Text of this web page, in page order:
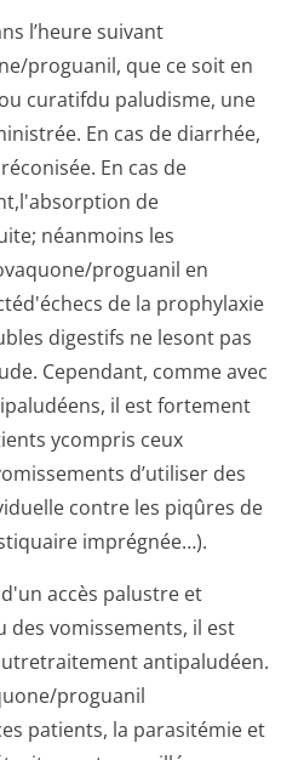
l’heure suivant
pro­guanil, que ce soit en
curatifdu paludisme, une
En cas de diarrhée,
En cas de
de
néanmoins les
pro­guanil en
de la prophylaxie
digestifs ne lesont pas
Cependant, comme avec
il est fortement
ycompris ceux
d’utiliser des
contre les piqûres de
imprégnée…).
accès palustre et
vomissements, il est
antipaludéen.
pro­guanil
patients, la parasitémie et